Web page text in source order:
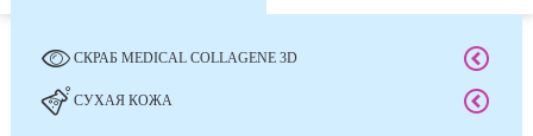
СКРАБ MEDICAL COLLAGENE 3D
СУХАЯ КОЖА